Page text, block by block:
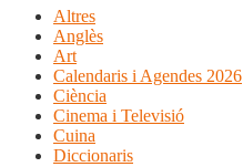
Altres
Anglès
Art
Calendaris i Agendes 2026
Ciència
Cinema i Televisió
Cuina
Diccionaris